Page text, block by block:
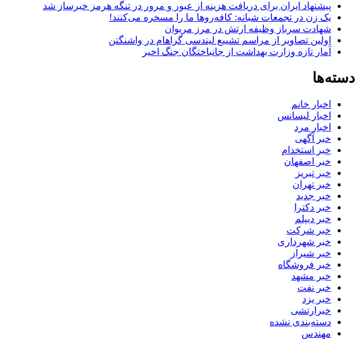
پیشنهاد ایران برای دریافت هزینه از عبور و مرور در تنگه هرمز خبرساز شد
یک زن در تجمعات شبانه: کافه‌روها ما را مسخره می‌کنند!
شهادت سرباز وظیفه ارتش در مرز مریوان
اولین تصاویر از مراسم تشییع لیندسی گراهام در واشنگتن
آمار تازه وزارت بهداشت از جانباختگان جنگ اخیر
دسته‌ها
اخبار خانم
اخبار لیسانس
اخبار مرد
خبر آگهی
خبر استخدام
خبر اصفهان
خبر تبریز
خبر تهران
خبر جدید
خبر دکترا
خبر دیپلم
خبر شرکت
خبر شهرداری
خبر شیراز
خبر فروشگاه
خبر مشهد
خبر نفت
خبر یزد
خبرارتشی
دسته‌بندی نشده
مهندس